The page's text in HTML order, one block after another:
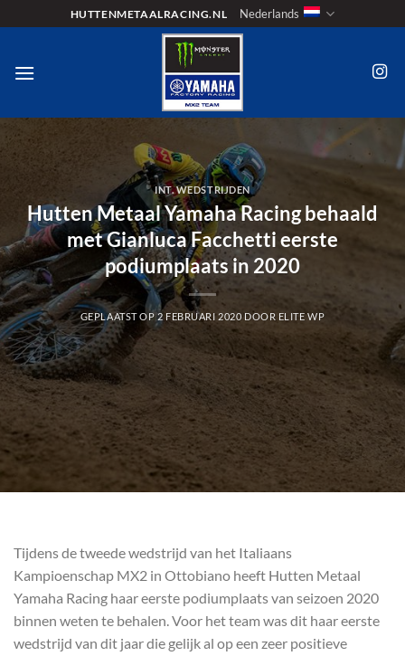
naar
HUTTENMETAALRACING.NL Nederlands
INT. WEDSTRIJDEN
Hutten Metaal Yamaha Racing behaald
met Gianluca Facchetti eerste
podiumplaats in 2020
GEPLAATST OP2 FEBRUARI 2020 DOOR ELITE WP
Tijdens de tweede wedstrijd van het Italiaans
Kampioenschap MX2 in Ottobiano heeft Hutten Metaal
Yamaha Racing haar eerste podiumplaats van seizoen 2020
binnen weten te behalen. Voor het team was dit haar eerste
wedstrijd van dit jaar die gelijk al op een zeer positieve